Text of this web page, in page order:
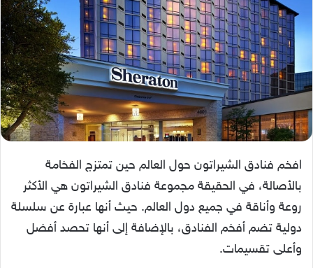
افخم فنادق الشيراتون حول العالم حين تمتزج الفخامة
بالأصالة، في الحقيقة مجموعة فنادق الشيراتون هي الأكثر
روعة وأناقة في جميع دول العالم. حيث أنها عبارة عن سلسلة
دولية تضم أفخم الفنادق، بالإضافة إلى أنها تحصد أفضل
وأعلى تقسيمات.